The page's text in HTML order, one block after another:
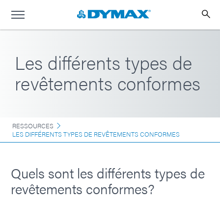
Les différents types de
revêtements conformes
RESSOURCES
LES DIFFÉRENTS TYPES DE REVÊTEMENTS CONFORMES
Quels sont les différents types de
revêtements conformes?